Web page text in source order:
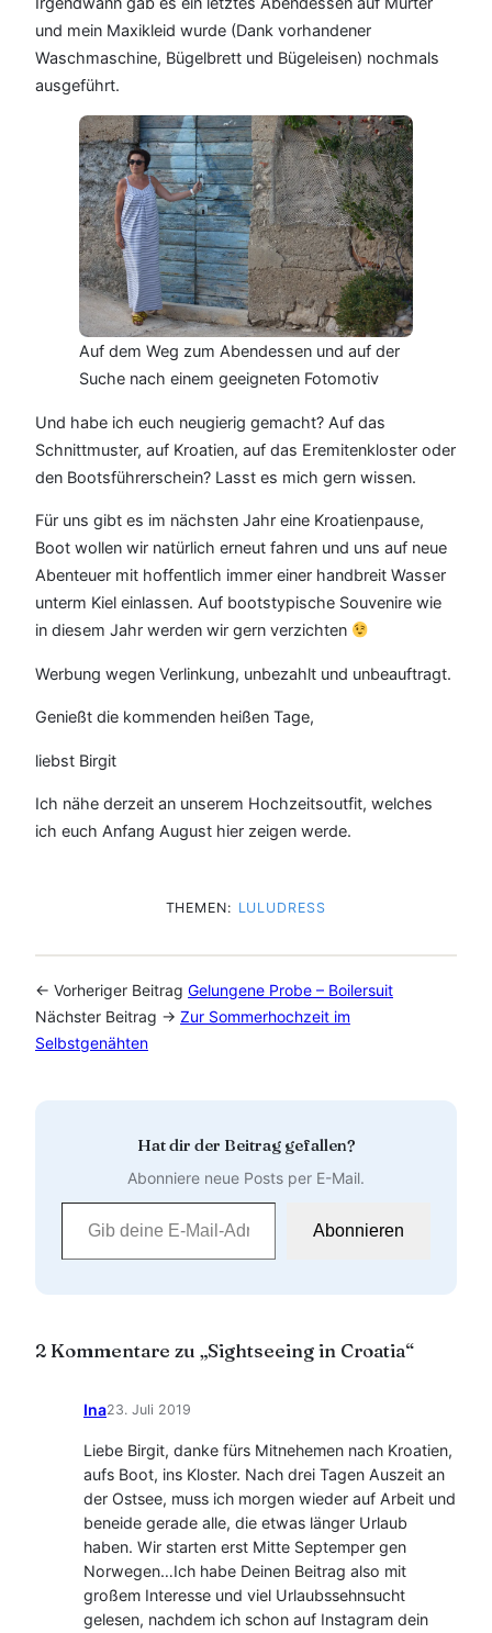
und mein Maxikleid wurde (Dank vorhandener
Waschmaschine, Bügelbrett und Bügeleisen) nochmals
ausgeführt.
Auf dem Weg zum Abendessen und auf der
Suche nach einem geeigneten Fotomotiv
Und habe ich euch neugierig gemacht? Auf das
Schnittmuster, auf Kroatien, auf das Eremitenkloster oder
den Bootsführerschein? Lasst es mich gern wissen.
Für uns gibt es im nächsten Jahr eine Kroatienpause,
Boot wollen wir natürlich erneut fahren und uns auf neue
Abenteuer mit hoffentlich immer einer handbreit Wasser
unterm Kiel einlassen. Auf bootstypische Souvenire wie
in diesem Jahr werden wir gern verzichten
Werbung wegen Verlinkung, unbezahlt und unbeauftragt.
Genießt die kommenden heißen Tage,
liebst Birgit
Ich nähe derzeit an unserem Hochzeitsoutfit, welches
ich euch Anfang August hier zeigen werde.
THEMEN: LULUDRESS
← Vorheriger Beitrag Gelungene Probe – Boilersuit
Nächster Beitrag → Zur Sommerhochzeit im
Selbstgenähten
Hat dir der Beitrag gefallen?
Abonniere neue Posts per E-Mail.
Gib deine E-Mail-Adresse ein …
Abonnieren
2 Kommentare zu „Sightseeing in Croatia“
Ina23. Juli 2019
Liebe Birgit, danke fürs Mitnehemen nach Kroatien,
aufs Boot, ins Kloster. Nach drei Tagen Auszeit an
der Ostsee, muss ich morgen wieder auf Arbeit und
beneide gerade alle, die etwas länger Urlaub
haben. Wir starten erst Mitte Septemper gen
Norwegen…Ich habe Deinen Beitrag also mit
großem Interesse und viel Urlaubssehnsucht
gelesen, nachdem ich schon auf Instagram dein